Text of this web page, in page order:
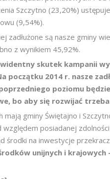
Szczytno (23,20%)
(9,54%).
zadłużone są nasze gminy
z wynikiem 45,92%.
skutek kampanii
początku 2014 r. nasze
poziomu
bo aby się rozwijać
gminy Świętajno i
posiadanej
środki na inwestycje
unijnych i krajowych